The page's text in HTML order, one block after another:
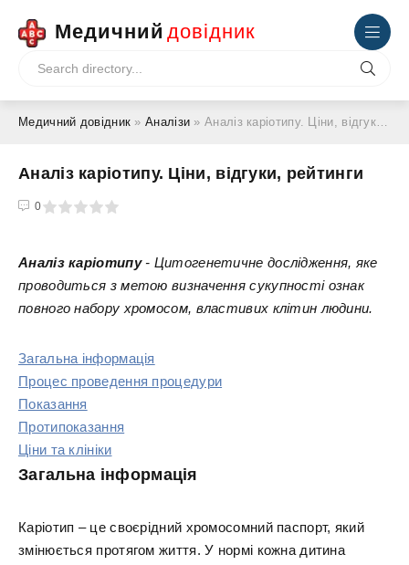
Медичний довідник
Медичний довідник »Аналізи » Аналіз каріотипу. Ціни, відгуки, рейтинги
Аналіз каріотипу. Ціни, відгуки, рейтинги
0
5
Аналіз каріотипу- Цитогенетичне дослідження, яке
проводиться з метою визначення сукупності ознак
повного набору хромосом, властивих клітин людини.
Загальна інформація
Процес проведення процедури
Показання
Протипоказання
Ціни та клініки
Загальна інформація
Каріотип – це своєрідний хромосомний паспорт, який
змінюється протягом життя. У нормі кожна дитина